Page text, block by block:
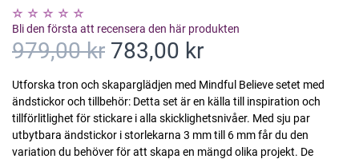
Bli den första att recensera den här produkten
979,00 kr 783,00 kr
Utforska tron och skaparglädjen med Mindful Believe setet med
ändstickor och tillbehör: Detta set är en källa till inspiration och
tillförlitlighet för stickare i alla skicklighetsnivåer. Med sju par
utbytbara ändstickor i storlekarna 3 mm till 6 mm får du den
variation du behöver för att skapa en mängd olika projekt. De